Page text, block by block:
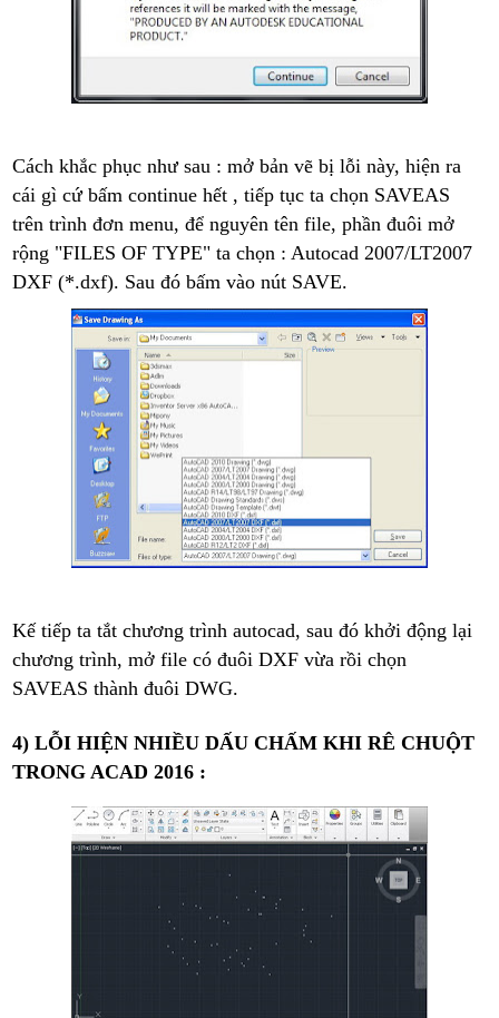
Cách khắc phục như sau : mở bản vẽ bị lỗi này, hiện ra
cái gì cứ bấm continue hết , tiếp tục ta chọn SAVEAS
trên trình đơn menu, để nguyên tên file, phần đuôi mở
rộng "FILES OF TYPE" ta chọn : Autocad 2007/LT2007
DXF (*.dxf). Sau đó bấm vào nút SAVE.
Kế tiếp ta tắt chương trình autocad, sau đó khởi động lại
chương trình, mở file có đuôi DXF vừa rồi chọn
SAVEAS thành đuôi DWG.
4) LỖI HIỆN NHIỀU DẤU CHẤM KHI RÊ CHUỘT
TRONG ACAD 2016 :